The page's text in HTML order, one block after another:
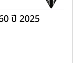
ปี 2025